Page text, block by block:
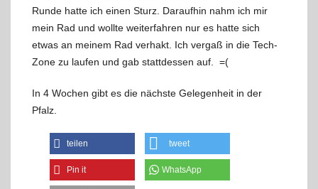
Runde hatte ich einen Sturz. Daraufhin nahm ich mir
mein Rad und wollte weiterfahren nur es hatte sich
etwas an meinem Rad verhakt. Ich vergaß in die Tech-
Zone zu laufen und gab stattdessen auf. =(
In 4 Wochen gibt es die nächste Gelegenheit in der
Pfalz.
teilen tweet
Pin it WhatsApp